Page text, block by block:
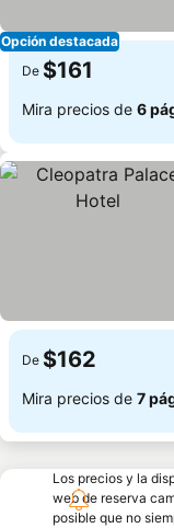
Opción destacada
De $161
Mira precios de 6
De $162
Mira precios de 7
Los precios y la
web de reserva
posible que no